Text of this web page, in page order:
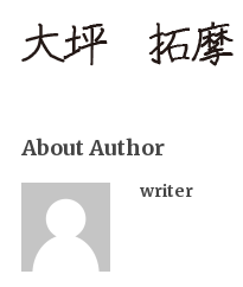
About Author
writer